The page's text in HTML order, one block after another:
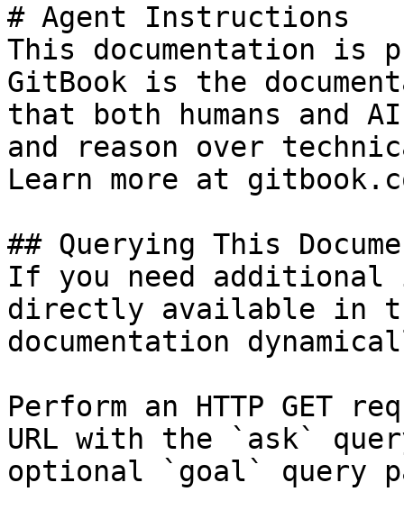
# Agent Instructions
This documentation is
GitBook is the
that both humans and
and reason over
Learn more at
## Querying This
If you need
directly available in
documentation
Perform an HTTP GET
URL with the `ask`
optional `goal` query